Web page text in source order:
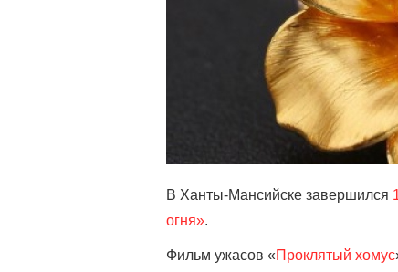
В Ханты-Мансийске завершился
огня».
Фильм ужасов «Проклятый хомус